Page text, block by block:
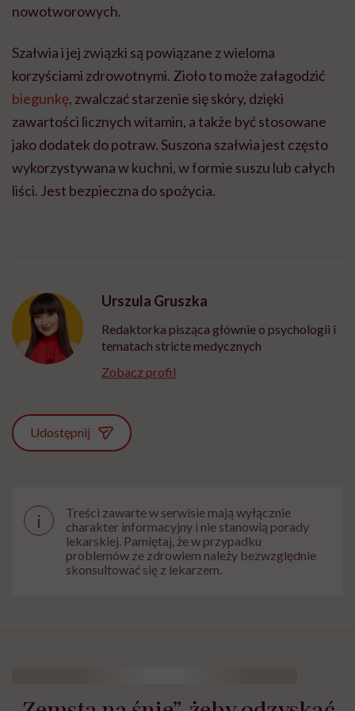
nowotworowych.
Szałwia i jej związki są powiązane z wieloma
korzyściami zdrowotnymi. Zioło to może załagodzić
biegunkę, zwalczać starzenie się skóry, dzięki
zawartości licznych witamin, a także być stosowane
jako dodatek do potraw. Suszona szałwia jest często
wykorzystywana w kuchni, w formie suszu lub całych
liści. Jest bezpieczna do spożycia.
Urszula Gruszka
Redaktorka pisząca głównie o psychologii i
tematach stricte medycznych
Zobacz profil
Udostępnij
i
Treści zawarte w serwisie mają wyłącznie
charakter informacyjny i nie stanowią porady
lekarskiej. Pamiętaj, że w przypadku
problemów ze zdrowiem należy bezwzględnie
skonsultować się z lekarzem.